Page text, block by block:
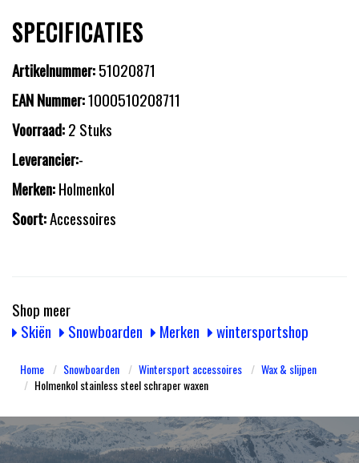
SPECIFICATIES
Artikelnummer:51020871
EAN Nummer:1000510208711
Voorraad:2 Stuks
Leverancier:-
Merken:Holmenkol
Soort:Accessoires
Shop meer
Skiën
Snowboarden Merken wintersportshop
Home Snowboarden Wintersport accessoires
Wax & slijpen
Holmenkol stainless steel schraper waxen